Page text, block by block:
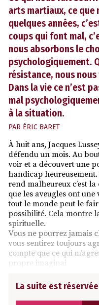
arts martiaux, ce que
quelques années,
coups qui font mal,
nous absorbons le
psychologiquement.
résistance, nous
Dans la vie ce n’est
mal
à la situation.
PAR ÉRIC BARET
À huit ans, Jacques
défendu un mois. Au
voir et a découvert une
handicap heureusement.
rend malheureux c’est
que les aveugles ont
tout le monde peut le
possibilité. Cela montre
spirituelle.
Vous ne pourrez jamais
vous sentirez toujours
compte que ce qui
propre imaginai
La suite est